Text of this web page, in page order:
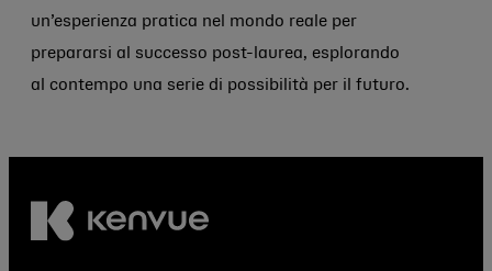
un’esperienza pratica nel mondo reale per
prepararsi al successo post-laurea, esplorando
al contempo una serie di possibilità per il futuro.